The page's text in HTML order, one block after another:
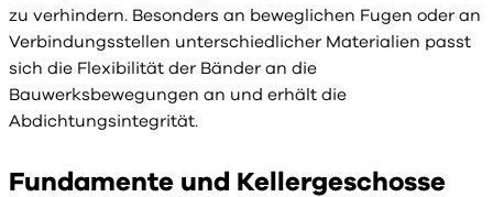
zu verhindern. Besonders an beweglichen Fugen oder an
Verbindungsstellen unterschiedlicher Materialien passt
sich die Flexibilität der Bänder an die
Bauwerksbewegungen an und erhält die
Abdichtungsintegrität.
Fundamente und Kellergeschosse